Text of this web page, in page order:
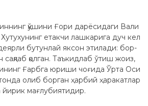
қўшини Ғори дарёсидаги Вали
етакчи лашкарига дуч кел
бутунлай яксон этилади: бор-
қолган. Таъкидлаб ўтиш жоиз,
Ғарбга юриши чоғида Ўрта Оси
олиб борган ҳарбий ҳаракатлар
мағлубиятидир.